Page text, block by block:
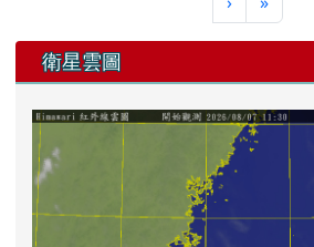
章推薦表請於 112 年 12 月 8 日(
花蓮市中正國民小學(花蓮市中正
文書組長謝博宇彙整，經本會榮
會議評審，填報中華民國童軍總
會，逾期恕不受理。 四、為響應
揭文件請逕行至本站【會務最新